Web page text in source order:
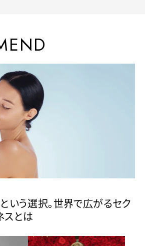
という選択。世界で広がるセク
スとは